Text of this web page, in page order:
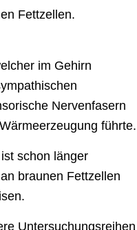
Fettzellen.
im Gehirn
Nervenfasern
führte.
schon länger
braunen Fettzellen
Untersuchungsreihen